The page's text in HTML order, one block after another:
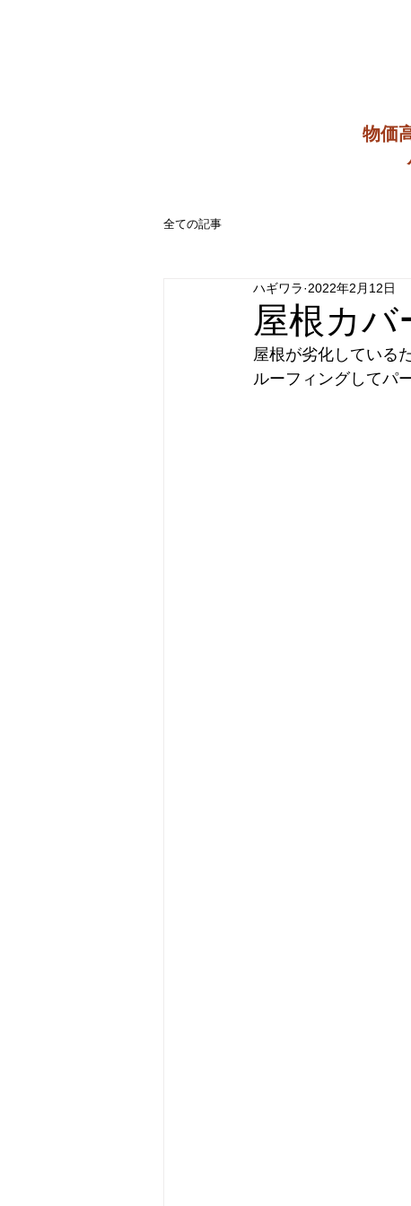
物価
全ての記事
屋根カバ
ハギワラ 2022年2月12日
屋根が劣化している
ルーフィングしてパ